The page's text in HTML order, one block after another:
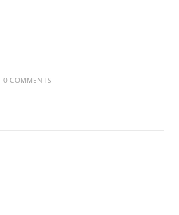
0 COMMENTS